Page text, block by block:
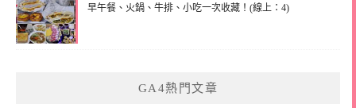
早午餐、火鍋、牛排、小吃一次收藏！(線上：4)
GA4熱門文章